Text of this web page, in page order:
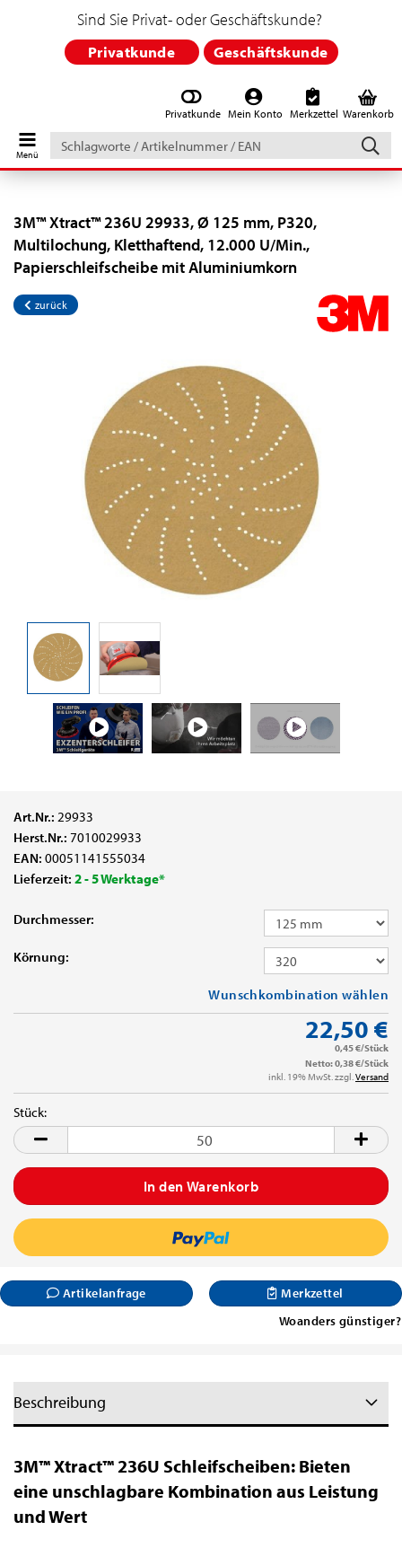
Privatkunde Mein Konto Merkzettel Warenkorb
Schlagworte
/
Artikelnummer
EAN
Sind Sie Privat- oder Geschäftskunde?
Privatkunde Geschäftskunde
3M™ Xtract™ 236U 29933, Ø 125 mm, P320,
Multilochung, Kletthaftend, 12.000 U/Min.,
Papierschleifscheibe mit Aluminiumkorn
zurück
Art.Nr.: 29933
Herst.Nr.: 7010029933
EAN: 00051141555034
Lieferzeit: 2 - 5 Werktage*
Durchmesser:
Körnung:
Wunschkombination wählen
22,50 €
0,45 €/Stück
Netto: 0,38 €/Stück
inkl. 19% MwSt. zzgl.Versand
Stück:
Stück
Artikelanfrage
Merkzettel
Woanders günstiger?
Beschreibung
3M™ Xtract™ 236U Schleifscheiben: Bieten
eine unschlagbare Kombination aus Leistung
und Wert